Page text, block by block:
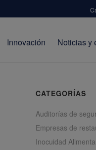
Innovación Noticias y
CATEGORÍAS
Auditorías de
Empresas de
Inocuidad